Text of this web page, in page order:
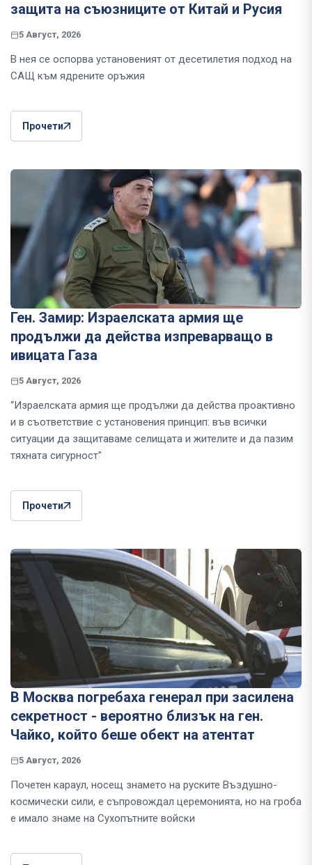
защита на съюзниците от Китай и Русия
5 Август, 2026
В нея се оспорва установеният от десетилетия подход на
САЩ към ядрените оръжия
Прочети
Ген. Замир: Израелската армия ще
продължи да действа изпреварващо в
ивицата Газа
5 Август, 2026
“Израелската армия ще продължи да действа проактивно
и в съответствие с установения принцип: във всички
ситуации да защитаваме селищата и жителите и да пазим
тяхната сигурност"
Прочети
В Москва погребаха генерал при засилена
секретност - вероятно близък на ген.
Чайко, който беше обект на атентат
5 Август, 2026
Почетен караул, носещ знамето на руските Въздушно-
космически сили, е съпровождал церемонията, но на гроба
е имало знаме на Сухопътните войски